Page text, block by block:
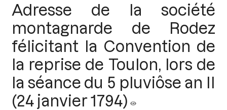
Adresse de la société
montagnarde de Rodez
félicitant la Convention de
la reprise de Toulon, lors de
la séance du 5 pluviôse an II
(24 janvier 1794)